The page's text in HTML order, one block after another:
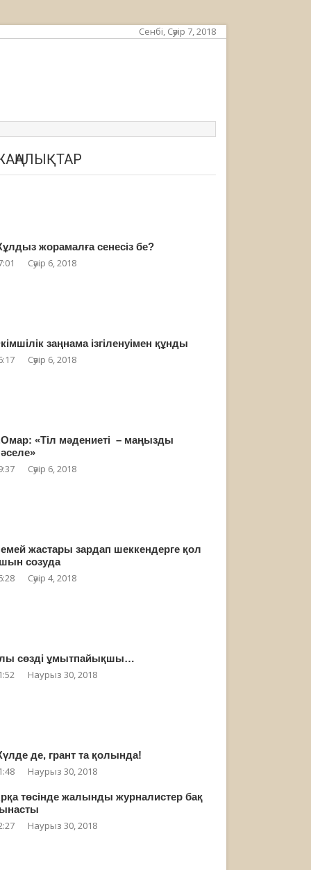
Сенбі, Сәуір 7, 2018
жорамалға сенесіз бе?
Сәуір 6, 2018
заңнама ізгіленуімен құнды
Сәуір 6, 2018
«Тіл мәдениеті – маңызды
Сәуір 6, 2018
жастары зардап шеккендерге қол
созуда
Сәуір 4, 2018
сөзді ұмытпайықшы…
Наурыз 30, 2018
де, грант та қолында!
Наурыз 30, 2018
төсінде жалынды журналистер бақ
Наурыз 30, 2018